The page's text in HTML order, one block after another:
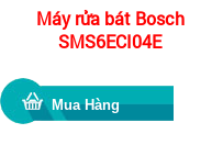
Máy rửa bát Bosch
SMS6ECI04E